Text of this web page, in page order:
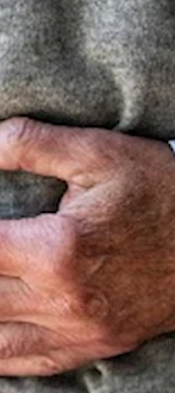
شهر رمضان